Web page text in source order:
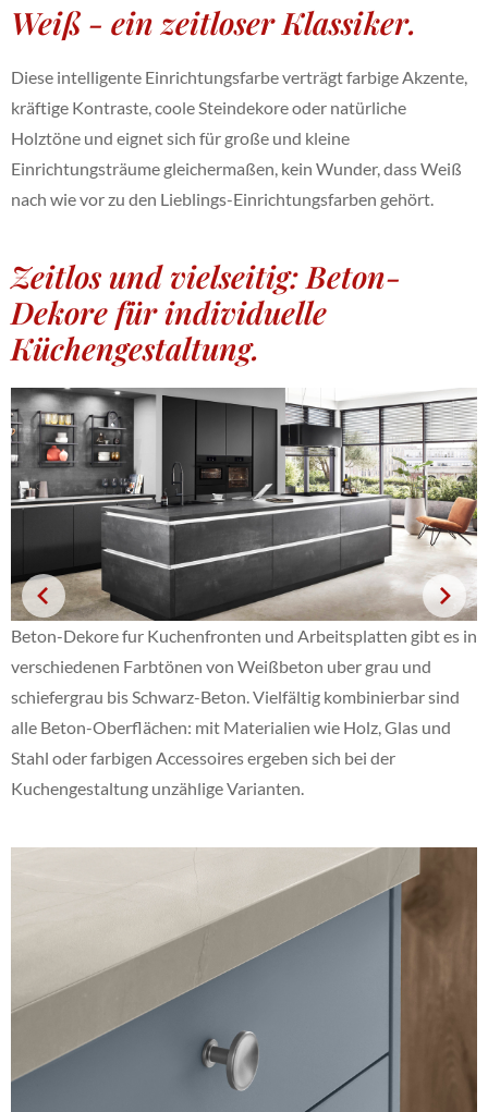
Weiß - ein zeitloser Klassiker.
Diese intelligente Einrichtungsfarbe verträgt farbige Akzente,
kräftige Kontraste, coole Steindekore oder natürliche
Holztöne und eignet sich für große und kleine
Einrichtungsträume gleichermaßen, kein Wunder, dass Weiß
nach wie vor zu den Lieblings-Einrichtungsfarben gehört.
Zeitlos und vielseitig: Beton-
Dekore für individuelle
Küchengestaltung.
Beton-Dekore fur Kuchenfronten und Arbeitsplatten gibt es in
verschiedenen Farbtönen von Weißbeton uber grau und
schiefergrau bis Schwarz-Beton. Vielfältig kombinierbar sind
alle Beton-Oberflächen: mit Materialien wie Holz, Glas und
Stahl oder farbigen Accessoires ergeben sich bei der
Kuchengestaltung unzählige Varianten.